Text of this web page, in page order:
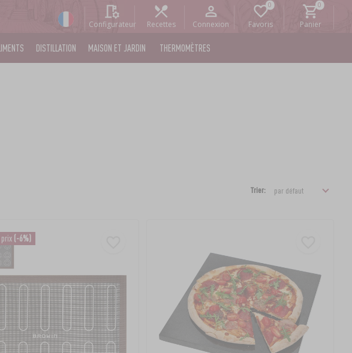
Configurateur Recettes Connexion Favoris Panier
DISTILLATION MAISON ET JARDIN THERMOMÈTRES
Trier:
prix (-6%)